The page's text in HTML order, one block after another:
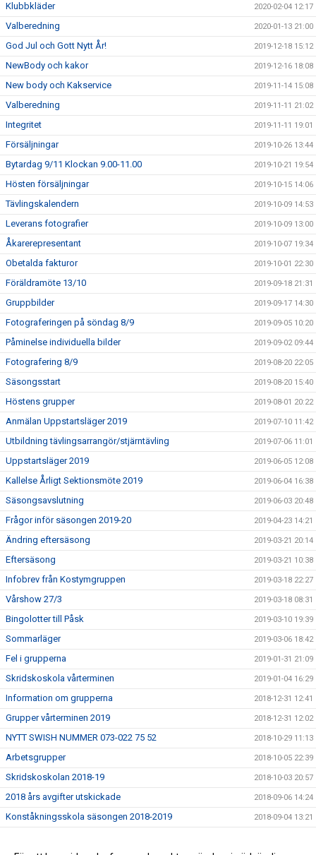
Klubbkläder 2020-02-04 12:17
Valberedning 2020-01-13 21:00
God Jul och Gott Nytt År! 2019-12-18 15:12
NewBody och kakor 2019-12-16 18:08
New body och Kakservice 2019-11-14 15:08
Valberedning 2019-11-11 21:02
Integritet 2019-11-11 19:01
Försäljningar 2019-10-26 13:44
Bytardag 9/11 Klockan 9.00-11.00 2019-10-21 19:54
Hösten försäljningar 2019-10-15 14:06
Tävlingskalendern 2019-10-09 14:53
Leverans fotografier 2019-10-09 13:00
Åkarerepresentant 2019-10-07 19:34
Obetalda fakturor 2019-10-01 22:30
Föräldramöte 13/10 2019-09-18 21:31
Gruppbilder 2019-09-17 14:30
Fotograferingen på söndag 8/9 2019-09-05 10:20
Påminelse individuella bilder 2019-09-02 09:44
Fotografering 8/9 2019-08-20 22:05
Säsongsstart 2019-08-20 15:40
Höstens grupper 2019-08-01 20:22
Anmälan Uppstartsläger 2019 2019-07-10 11:42
Utbildning tävlingsarrangör/stjärntävling 2019-07-06 11:01
Uppstartsläger 2019 2019-06-05 12:08
Kallelse Årligt Sektionsmöte 2019 2019-06-04 16:38
Säsongsavslutning 2019-06-03 20:48
Frågor inför säsongen 2019-20 2019-04-23 14:21
Ändring eftersäsong 2019-03-21 20:14
Eftersäsong 2019-03-21 10:38
Infobrev från Kostymgruppen 2019-03-18 22:27
Vårshow 27/3 2019-03-18 08:31
Bingolotter till Påsk 2019-03-10 19:39
Sommarläger 2019-03-06 18:42
Fel i grupperna 2019-01-31 21:09
Skridskoskola vårterminen 2019-01-04 16:29
Information om grupperna 2018-12-31 12:41
Grupper vårterminen 2019 2018-12-31 12:02
NYTT SWISH NUMMER 073-022 75 52 2018-10-29 11:13
Arbetsgrupper 2018-10-05 22:39
Skridskoskolan 2018-19 2018-10-03 20:57
2018 års avgifter utskickade 2018-09-06 14:24
Konståkningsskola säsongen 2018-2019 2018-09-04 13:21